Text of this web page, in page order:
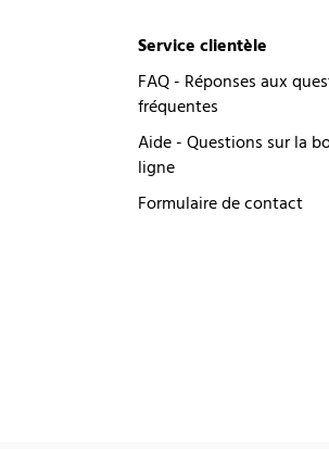
Service clientèle
FAQ - Réponses aux
fréquentes
Aide - Questions sur la
ligne
Formulaire de contact